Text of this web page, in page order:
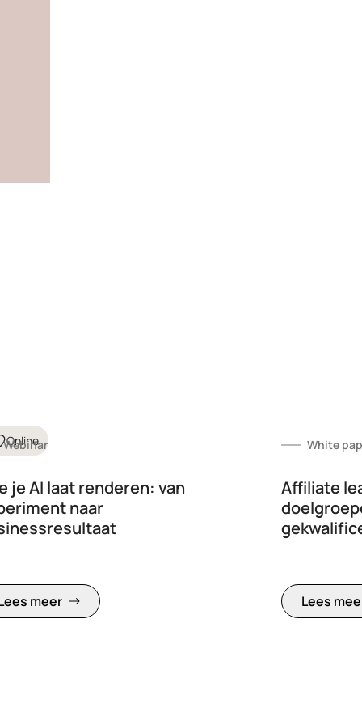
Online
Webinar
je AI laat renderen: van
naar
meer
White
Affiliate
Lees